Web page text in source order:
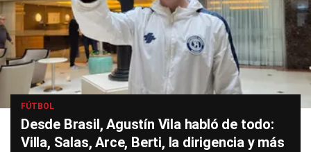
FÚTBOL
Desde Brasil, Agustín Vila habló de todo:
Villa, Salas, Arce, Berti, la dirigencia y más